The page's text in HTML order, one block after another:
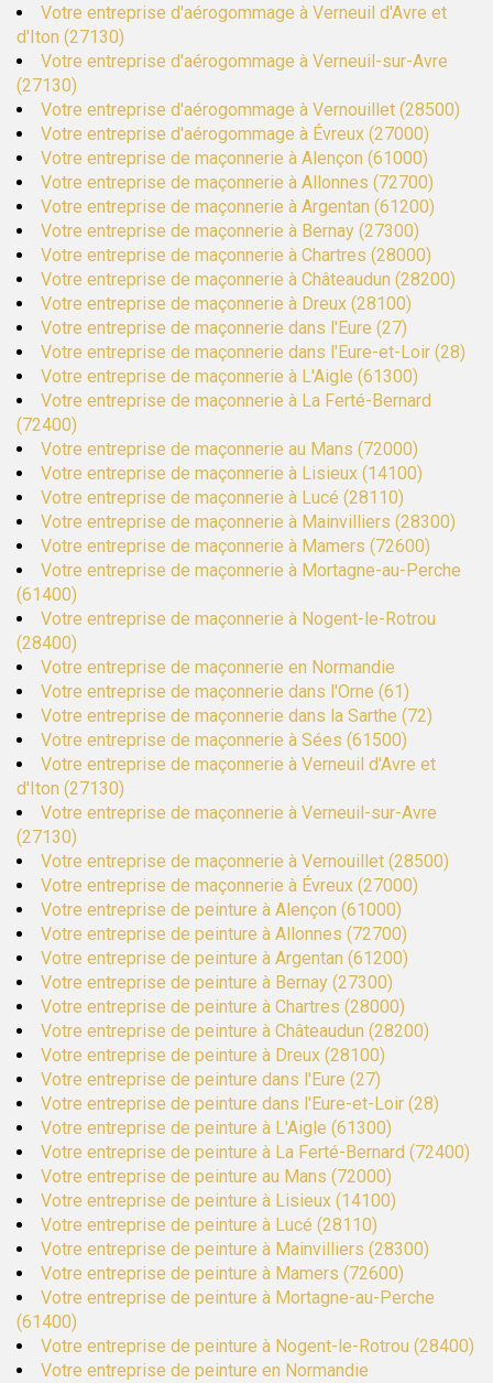
Votre entreprise d'aérogommage à Verneuil d'Avre et
d'Iton (27130)
Votre entreprise d'aérogommage à Verneuil-sur-Avre
(27130)
Votre entreprise d'aérogommage à Vernouillet (28500)
Votre entreprise d'aérogommage à Évreux (27000)
Votre entreprise de maçonnerie à Alençon (61000)
Votre entreprise de maçonnerie à Allonnes (72700)
Votre entreprise de maçonnerie à Argentan (61200)
Votre entreprise de maçonnerie à Bernay (27300)
Votre entreprise de maçonnerie à Chartres (28000)
Votre entreprise de maçonnerie à Châteaudun (28200)
Votre entreprise de maçonnerie à Dreux (28100)
Votre entreprise de maçonnerie dans l'Eure (27)
Votre entreprise de maçonnerie dans l'Eure-et-Loir (28)
Votre entreprise de maçonnerie à L'Aigle (61300)
Votre entreprise de maçonnerie à La Ferté-Bernard
(72400)
Votre entreprise de maçonnerie au Mans (72000)
Votre entreprise de maçonnerie à Lisieux (14100)
Votre entreprise de maçonnerie à Lucé (28110)
Votre entreprise de maçonnerie à Mainvilliers (28300)
Votre entreprise de maçonnerie à Mamers (72600)
Votre entreprise de maçonnerie à Mortagne-au-Perche
(61400)
Votre entreprise de maçonnerie à Nogent-le-Rotrou
(28400)
Votre entreprise de maçonnerie en Normandie
Votre entreprise de maçonnerie dans l'Orne (61)
Votre entreprise de maçonnerie dans la Sarthe (72)
Votre entreprise de maçonnerie à Sées (61500)
Votre entreprise de maçonnerie à Verneuil d'Avre et
d'Iton (27130)
Votre entreprise de maçonnerie à Verneuil-sur-Avre
(27130)
Votre entreprise de maçonnerie à Vernouillet (28500)
Votre entreprise de maçonnerie à Évreux (27000)
Votre entreprise de peinture à Alençon (61000)
Votre entreprise de peinture à Allonnes (72700)
Votre entreprise de peinture à Argentan (61200)
Votre entreprise de peinture à Bernay (27300)
Votre entreprise de peinture à Chartres (28000)
Votre entreprise de peinture à Châteaudun (28200)
Votre entreprise de peinture à Dreux (28100)
Votre entreprise de peinture dans l'Eure (27)
Votre entreprise de peinture dans l'Eure-et-Loir (28)
Votre entreprise de peinture à L'Aigle (61300)
Votre entreprise de peinture à La Ferté-Bernard (72400)
Votre entreprise de peinture au Mans (72000)
Votre entreprise de peinture à Lisieux (14100)
Votre entreprise de peinture à Lucé (28110)
Votre entreprise de peinture à Mainvilliers (28300)
Votre entreprise de peinture à Mamers (72600)
Votre entreprise de peinture à Mortagne-au-Perche
(61400)
Votre entreprise de peinture à Nogent-le-Rotrou (28400)
Votre entreprise de peinture en Normandie